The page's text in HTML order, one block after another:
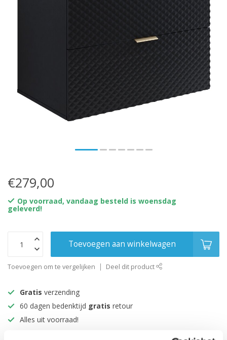
€279,00
Op voorraad, vandaag besteld is woensdag
geleverd!
Toevoegen aan winkelwagen
Toevoegen om te vergelijken Deel dit product
Gratis verzending
60 dagen bedenktijd gratis retour
Alles uit voorraad!